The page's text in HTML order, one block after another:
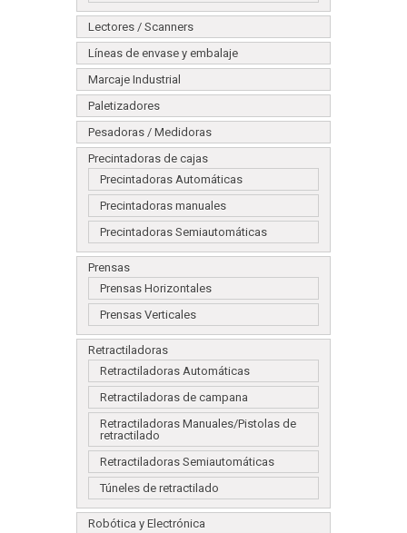
Lectores / Scanners
Líneas de envase y embalaje
Marcaje Industrial
Paletizadores
Pesadoras / Medidoras
Precintadoras de cajas
Precintadoras Automáticas
Precintadoras manuales
Precintadoras Semiautomáticas
Prensas
Prensas Horizontales
Prensas Verticales
Retractiladoras
Retractiladoras Automáticas
Retractiladoras de campana
Retractiladoras Manuales/Pistolas de
retractilado
Retractiladoras Semiautomáticas
Túneles de retractilado
Robótica y Electrónica